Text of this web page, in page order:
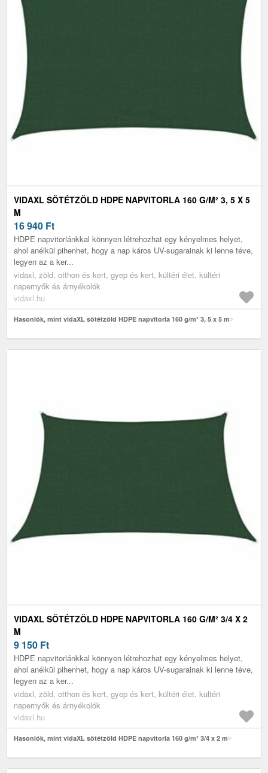
VIDAXL SÖTÉTZÖLD HDPE NAPVITORLA 160 G/M² 3, 5 X 5
M
16 940 Ft
HDPE napvitorlánkkal könnyen létrehozhat egy kényelmes helyet,
ahol anélkül pihenhet, hogy a nap káros UV-sugarainak ki lenne téve,
legyen az a ker...
vidaxl, zöld, otthon és kert, gyep és kert, kültéri élet, kültéri
napernyők és árnyékolók
vidaxl.hu
Hasonlók, mint vidaXL sötétzöld HDPE napvitorla 160 g/m² 3, 5 x 5 m
VIDAXL SÖTÉTZÖLD HDPE NAPVITORLA 160 G/M² 3/4 X 2
M
9 150 Ft
HDPE napvitorlánkkal könnyen létrehozhat egy kényelmes helyet,
ahol anélkül pihenhet, hogy a nap káros UV-sugarainak ki lenne téve,
legyen az a ker...
vidaxl, zöld, otthon és kert, gyep és kert, kültéri élet, kültéri
napernyők és árnyékolók
vidaxl.hu
Hasonlók, mint vidaXL sötétzöld HDPE napvitorla 160 g/m² 3/4 x 2 m